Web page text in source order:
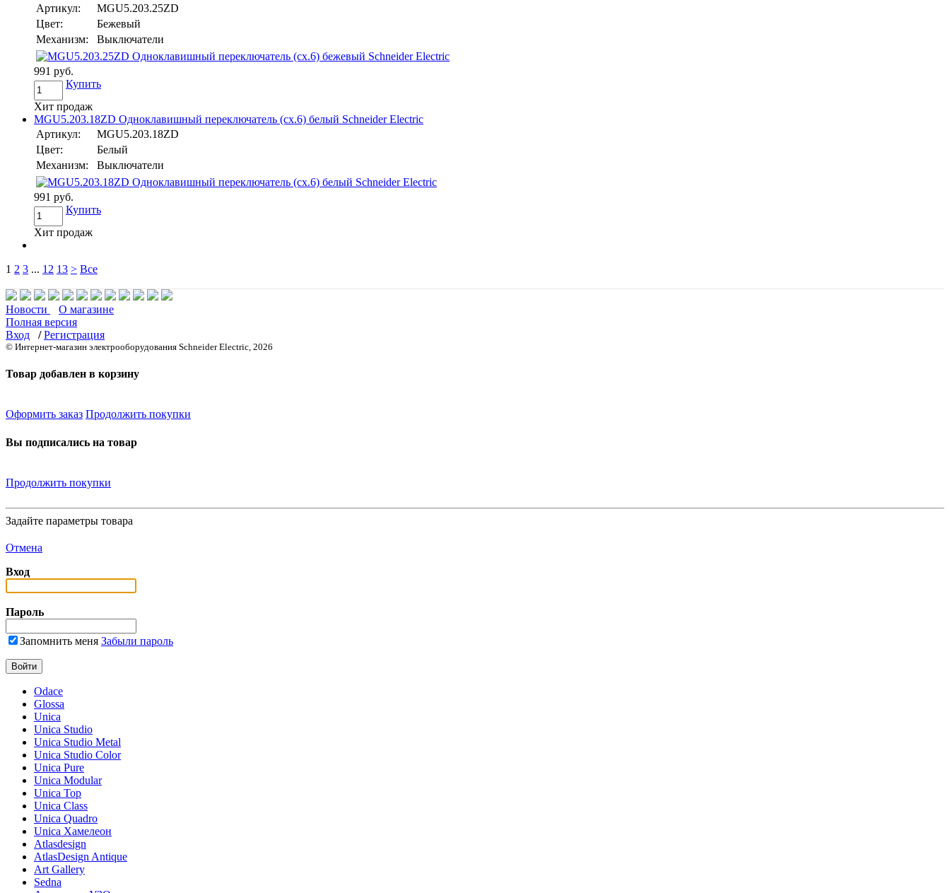
Артикул:
MGU5.203.25ZD
Цвет:
Бежевый
Механизм:
Выключатели
991 руб.
Купить
Хит продаж
MGU5.203.18ZD Одноклавишный переключатель (сх.6) белый Schneider Electric
Артикул:
MGU5.203.18ZD
Цвет:
Белый
Механизм:
Выключатели
991 руб.
Купить
Хит продаж
1 2 3 ... 12 13 > Все
Новости
О магазине
Полная версия
Вход
/ Регистрация
© Интернет-магазин электрооборудования Schneider Electric, 2026
Товар добавлен в корзину
Оформить заказ Продолжить покупки
Вы подписались на товар
Продолжить покупки
Задайте параметры товара
Отмена
Вход
Пароль
Запомнить меня Забыли пароль
Odace
Glossa
Unica
Unica Studio
Unica Studio Metal
Unica Studio Color
Unica Pure
Unica Modular
Unica Top
Unica Class
Unica Quadro
Unica Хамелеон
Atlasdesign
AtlasDesign Antique
Art Gallery
Sedna